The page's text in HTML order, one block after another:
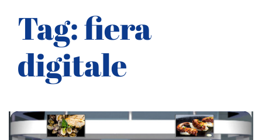
Tag:fiera
digitale